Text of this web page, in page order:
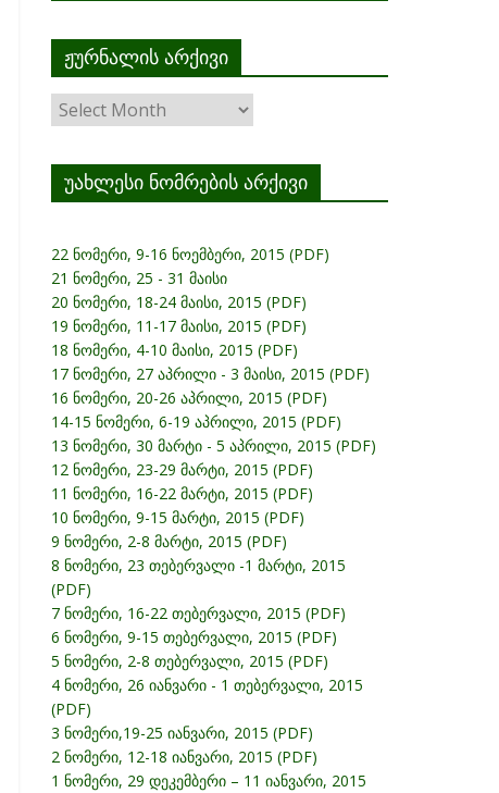
ჟურნალის არქივი
ჟურნალის
არქივი
უახლესი ნომრების არქივი
22 ნომერი, 9-16 ნოემბერი, 2015 (PDF)
21 ნომერი, 25 - 31 მაისი
20 ნომერი, 18-24 მაისი, 2015 (PDF)
19 ნომერი, 11-17 მაისი, 2015 (PDF)
18 ნომერი, 4-10 მაისი, 2015 (PDF)
17 ნომერი, 27 აპრილი - 3 მაისი, 2015 (PDF)
16 ნომერი, 20-26 აპრილი, 2015 (PDF)
14-15 ნომერი, 6-19 აპრილი, 2015 (PDF)
13 ნომერი, 30 მარტი - 5 აპრილი, 2015 (PDF)
12 ნომერი, 23-29 მარტი, 2015 (PDF)
11 ნომერი, 16-22 მარტი, 2015 (PDF)
10 ნომერი, 9-15 მარტი, 2015 (PDF)
9 ნომერი, 2-8 მარტი, 2015 (PDF)
8 ნომერი, 23 თებერვალი -1 მარტი, 2015
(PDF)
7 ნომერი, 16-22 თებერვალი, 2015 (PDF)
6 ნომერი, 9-15 თებერვალი, 2015 (PDF)
5 ნომერი, 2-8 თებერვალი, 2015 (PDF)
4 ნომერი, 26 იანვარი - 1 თებერვალი, 2015
(PDF)
3 ნომერი,19-25 იანვარი, 2015 (PDF)
2 ნომერი, 12-18 იანვარი, 2015 (PDF)
1 ნომერი, 29 დეკემბერი – 11 იანვარი, 2015